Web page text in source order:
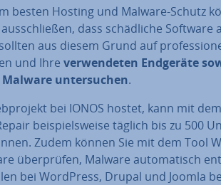
besten Hosting und Malware-Schutz
dass schäd­li­che Software
aus diesem Grund auf
und Ihre ver­wen­de­ten Endgeräte
un­ter­su­chen.
bei IONOS hostet, kann mit
bei­spiels­wei­se täglich bis zu 500
Zudem können Sie mit dem Tool
über­prü­fen, Malware au­to­ma­tisch
bei WordPress, Drupal und Joomla